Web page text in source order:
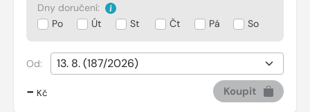
Dny doručení:
Po
Út St Čt Pá So
Od:
- Kč Koupit